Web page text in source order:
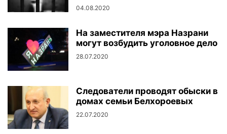
04.08.2020
На заместителя мэра Назрани
могут возбудить уголовное дело
28.07.2020
Следователи проводят обыски в
домах семьи Белхороевых
22.07.2020